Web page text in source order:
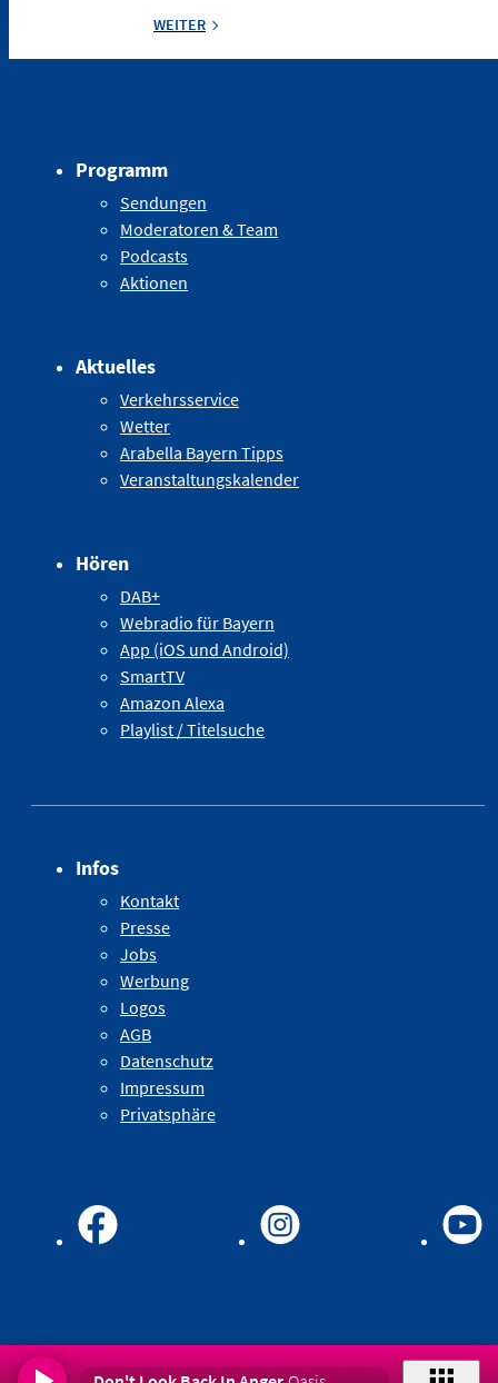
WEITER
Programm
Sendungen
Moderatoren & Team
Podcasts
Aktionen
Aktuelles
Verkehrsservice
Wetter
Arabella Bayern Tipps
Veranstaltungskalender
Hören
DAB+
Webradio für Bayern
App (iOS und Android)
SmartTV
Amazon Alexa
Playlist / Titelsuche
Infos
Kontakt
Presse
Jobs
Werbung
Logos
AGB
Datenschutz
Impressum
Privatsphäre